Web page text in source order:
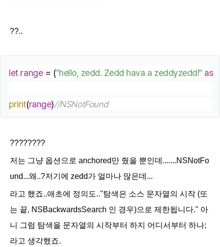
??..
let range = ("hello, zedd. Zedd hava a zeddyzedd!" as
print(range)//NSNotFound
????????
저는 그냥 옵션으로 anchored만 줬을 뿐인데.......NSNotFo
und...왜..?저기에 zedd가 얼마나 많은데...
라고 했죠..애초에 정의도.."탐색은 소스 문자열의 시작 (또
는 끝, NSBackwardsSearch 인 경우)으로 제한됩니다." 아
니 그럼 탐색을 문자열의 시작부터 하지 어디서부터 하나;
라고 생각했죠.